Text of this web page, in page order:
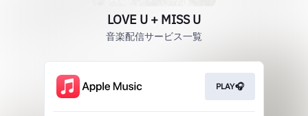
LOVE U + MISS U
音楽配信サービス一覧
PLAY🎧